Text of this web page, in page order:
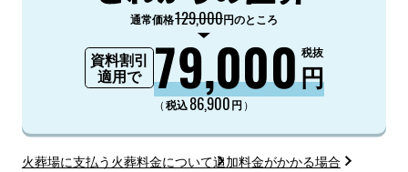
通常価格129,000円のところ
資料割引
適用で
79,000円
税抜
（税込86,900円 ）
火葬場に支払う火葬料金について追加料金がかかる場合